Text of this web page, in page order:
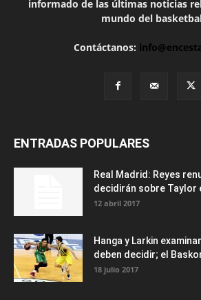
informado de las últimas noticias
mundo del
Contáctanos:
ENTRADAS POPULARES
Real Madrid: Reyes
decidirán sobre Taylor
12 abril 2017
Hanga y Larkin
deben decidir; el
18 julio 2017